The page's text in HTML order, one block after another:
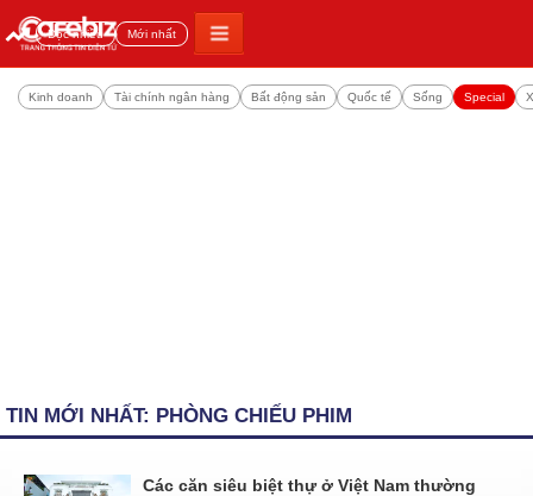
Đọc nhiều Mới nhất
Kinh doanh Tài chính ngân hàng Bất động sản Quốc tế Sống Special
TIN MỚI NHẤT: PHÒNG CHIẾU PHIM
Các căn siêu biệt thự ở Việt Nam thường